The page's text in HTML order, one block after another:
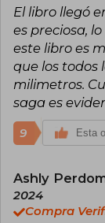
El libro llegó
es preciosa,
este libro es
que los todos
milimetros.
saga es
9 Esta
Ashly
2024
Compra